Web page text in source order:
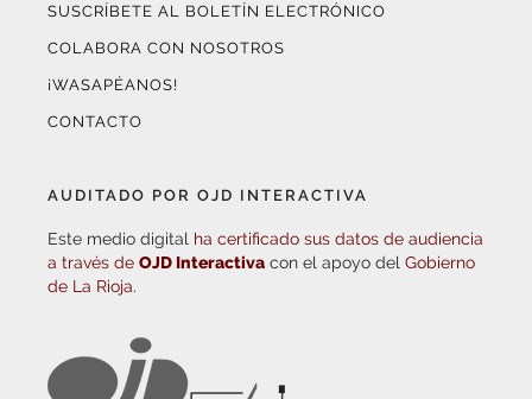
SUSCRÍBETE AL BOLETÍN ELECTRÓNICO
COLABORA CON NOSOTROS
¡WASAPÉANOS!
CONTACTO
AUDITADO POR OJD INTERACTIVA
Este medio digital ha certificado sus datos de audiencia
a través de OJD Interactiva con el apoyo del Gobierno
de La Rioja.